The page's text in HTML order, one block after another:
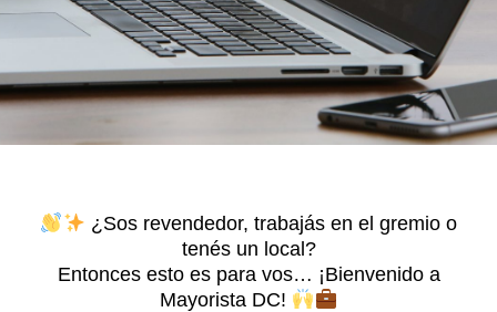
¿Sos revendedor, trabajás en el gremio o
tenés un local?
Entonces esto es para vos… ¡Bienvenido a
Mayorista DC!